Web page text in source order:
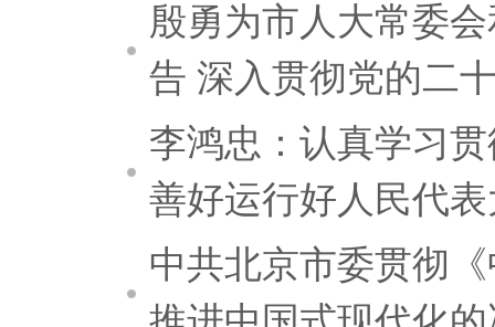
殷勇为市人大常委
告 深入贯彻党的二
李鸿忠：认真学习
善好运行好人民代
中共北京市委贯彻